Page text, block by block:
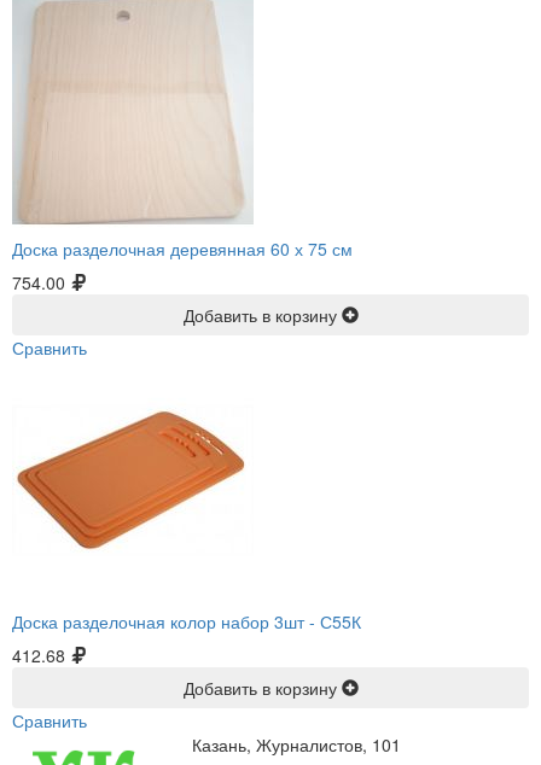
Доска разделочная деревянная 60 х 75 см
754.00
Добавить в корзину
Сравнить
Доска разделочная колор набор 3шт - С55К
412.68
Добавить в корзину
Сравнить
Казань, Журналистов, 101